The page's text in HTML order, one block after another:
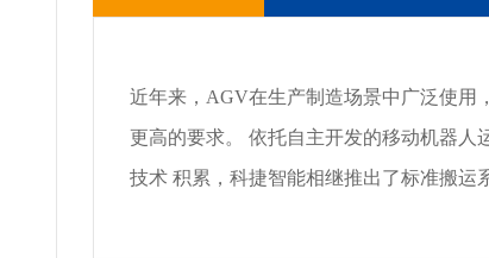
近年来，AGV在生产制造场景中广泛使用
更高的要求。 依托自主开发的移动机器人
技术 积累，科捷智能相继推出了标准搬运